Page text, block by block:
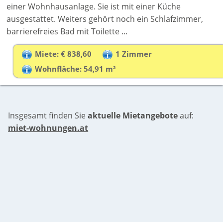
einer Wohnhausanlage. Sie ist mit einer Küche
ausgestattet. Weiters gehört noch ein Schlafzimmer,
barrierefreies Bad mit Toilette ...
Miete: € 838,60
1 Zimmer
Wohnfläche: 54,91 m²
Insgesamt finden Sieaktuelle Mietangeboteauf:
miet-wohnungen.at